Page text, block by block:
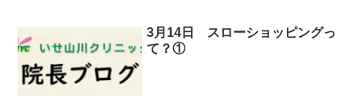
3月14日 スローショッピングっ
て？①